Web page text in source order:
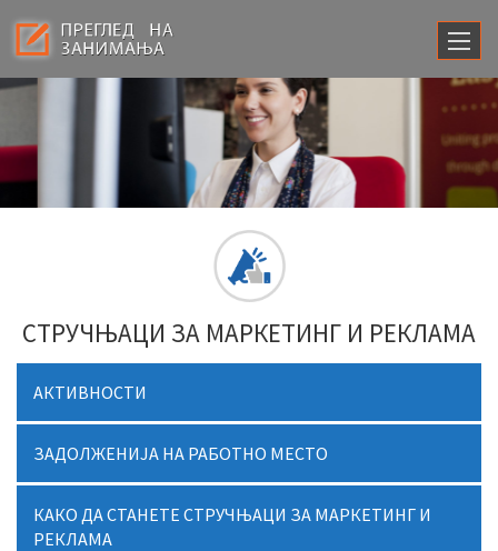
СТРУЧЊАЦИ ЗА МАРКЕТИНГ И РЕКЛАМА
АКТИВНОСТИ
ЗАДОЛЖЕНИЈА НА РАБОТНО МЕСТО
КАКО ДА СТАНЕТЕ СТРУЧЊАЦИ ЗА МАРКЕТИНГ И
РЕКЛАМА